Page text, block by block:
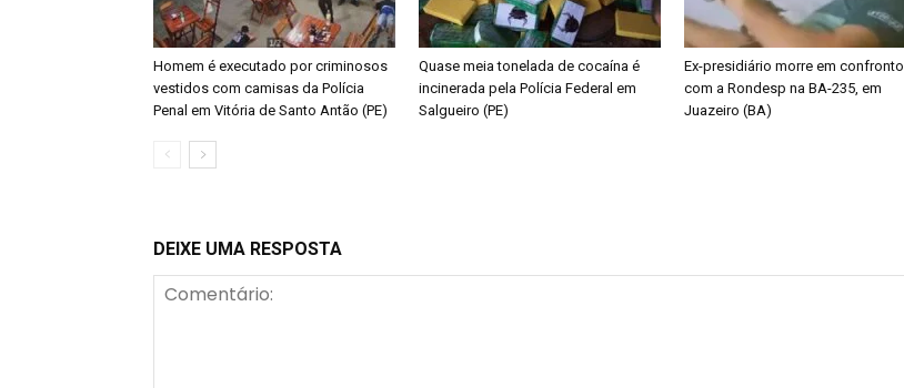
Homem é executado por criminosos
vestidos com camisas da Polícia
Penal em Vitória de Santo Antão (PE)
Quase meia tonelada de cocaína é
incinerada pela Polícia Federal em
Salgueiro (PE)
Ex-presidiário morre em confronto
com a Rondesp na BA-235, em
Juazeiro (BA)
DEIXE UMA RESPOSTA